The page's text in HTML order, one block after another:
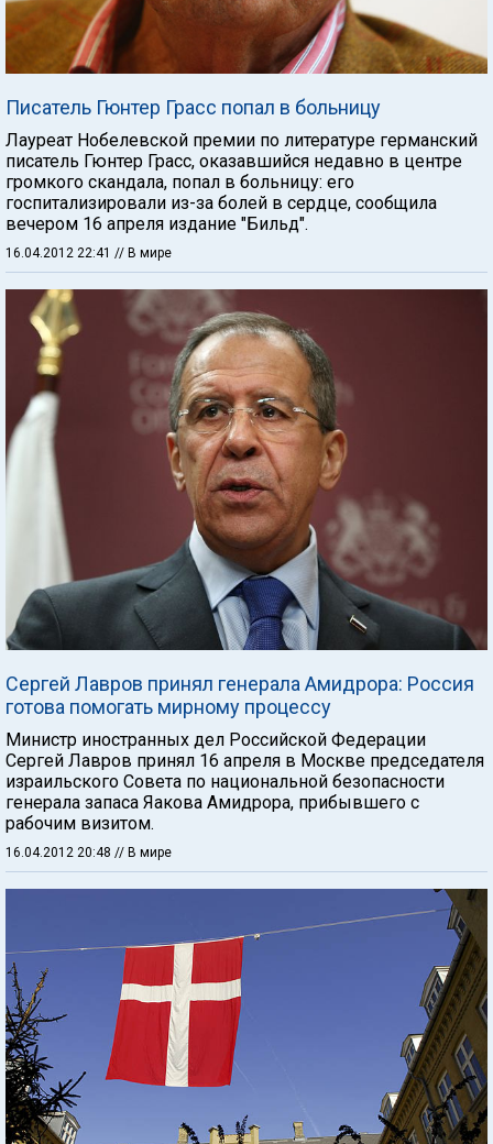
Писатель Гюнтер Грасс попал в больницу
Лауреат Нобелевской премии по литературе германский
писатель Гюнтер Грасс, оказавшийся недавно в центре
громкого скандала, попал в больницу: его
госпитализировали из-за болей в сердце, сообщила
вечером 16 апреля издание "Бильд".
16.04.2012 22:41 // В мире
Сергей Лавров принял генерала Амидрора: Россия
готова помогать мирному процессу
Министр иностранных дел Российской Федерации
Сергей Лавров принял 16 апреля в Москве председателя
израильского Совета по национальной безопасности
генерала запаса Яакова Амидрора, прибывшего с
рабочим визитом.
16.04.2012 20:48 // В мире